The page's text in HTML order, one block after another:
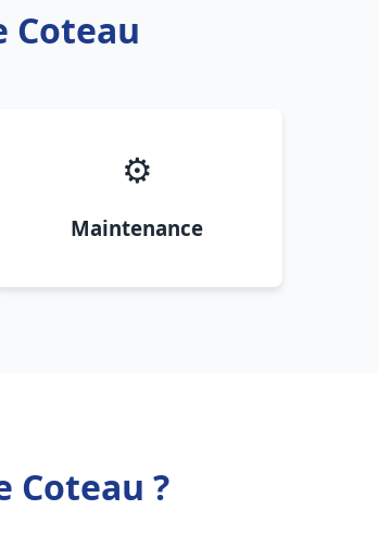
Coteau
⚙️
Maintenance
Coteau ?